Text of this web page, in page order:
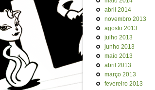
abril 2014
novembro 2013
agosto 2013
julho 2013
junho 2013
maio 2013
abril 2013
março 2013
fevereiro 2013